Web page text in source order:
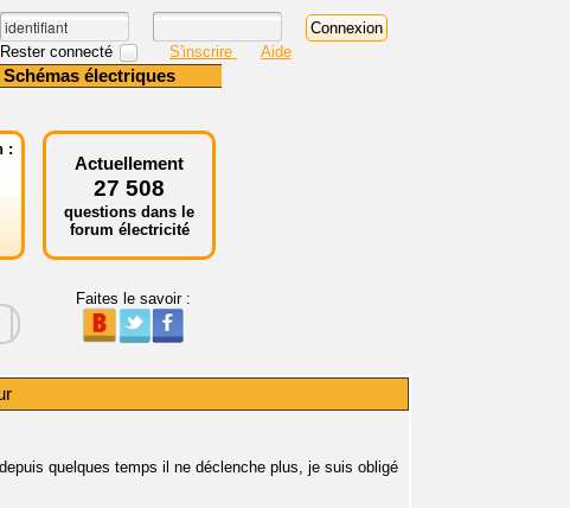
Rester connecté S'inscrire Aide
Schémas électriques
:
Actuellement
27 508
questions dans le
forum électricité
Faites le savoir :
quelques temps il ne déclenche plus, je suis obligé